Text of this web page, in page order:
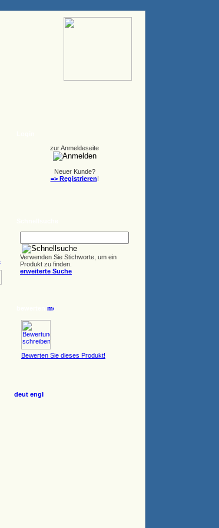
zur Anmeldeseite
Neuer Kunde?
=> Registrieren!
Verwenden Sie Stichworte, um ein
Produkt zu finden.
erweiterte Suche
Bewerten Sie dieses Produkt!